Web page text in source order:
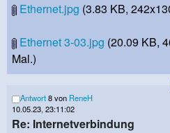
Ethernet.jpg (3.83 KB,
Ethernet 3-03.jpg (20.09 KB,
Mal.)
Antwort8 von ReneH
10.05.23, 23:11:02
Re: Internetverbindung